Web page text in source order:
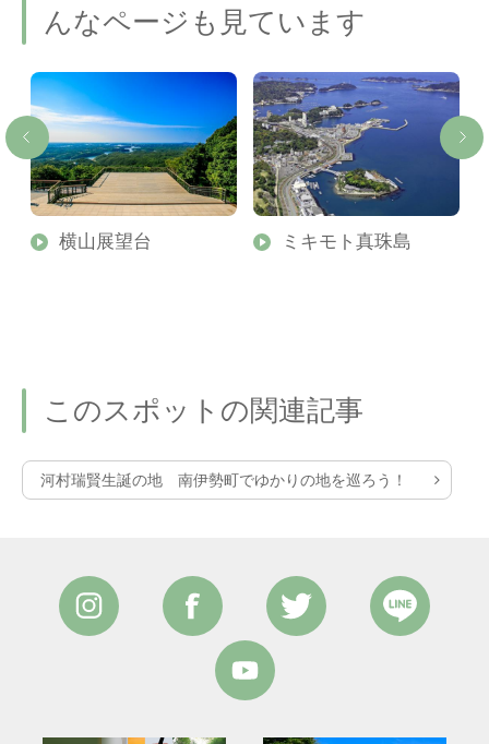
んなページも見ています
横山展望台 ミキモト真珠島
このスポットの関連記事
河村瑞賢生誕の地 南伊勢町でゆかりの地を巡ろう！